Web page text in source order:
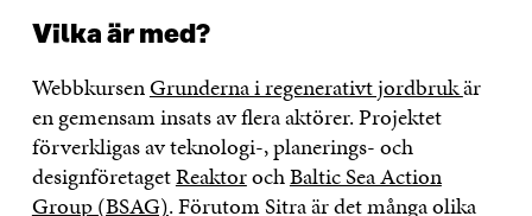
Vilka är med?
WebbkursenGrunderna i regenerativt jordbrukär
en gemensam insats av flera aktörer. Projektet
förverkligas av teknologi-, planerings- och
designföretagetReaktorochBaltic Sea Action
Group (BSAG). Förutom Sitra är det många olika